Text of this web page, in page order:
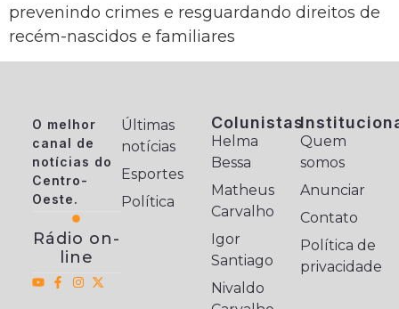
prevenindo crimes e resguardando direitos de
recém-nascidos e familiares
O melhor
canal de
notícias do
Centro-
Oeste.
Rádio on-
line
Últimas
notícias
Esportes
Política
Colunistas
Helma
Bessa
Matheus
Carvalho
Igor
Santiago
Nivaldo
Quem
somos
Anunciar
Contato
Política de
privacidade